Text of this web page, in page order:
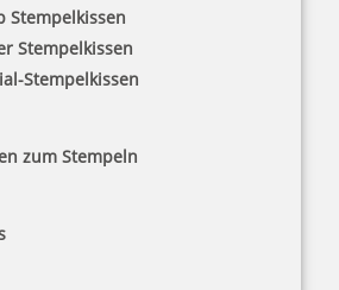
Stempelkissen
Stempelkissen
Stempelkissen
zum Stempeln